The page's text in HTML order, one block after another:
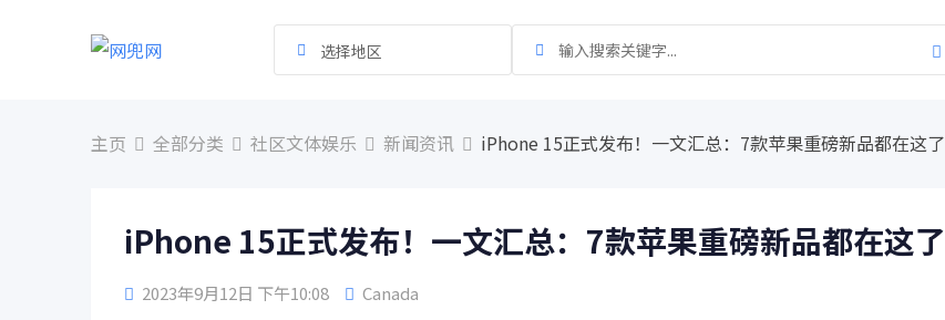
选择地区
主页 全部分类 社区文体娱乐 新闻资讯 iPhone 15正式发布！一文汇总：7款苹果重磅新品都在这了
iPhone 15正式发布！一文汇总：7款苹果重磅新品都在这了
2023年9月12日 下午10:08 Canada